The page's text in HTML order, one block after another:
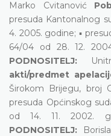
Marko Cvitanović
presuda Kantonalnog
4. 2005. godine; ▪
64/04 od 28. 12.
PODNOSITELJ:
akti/predmet
Širokom Brijegu, broj
presuda Općinskog
od 14. 11. 2002.
PODNOSITELJ: